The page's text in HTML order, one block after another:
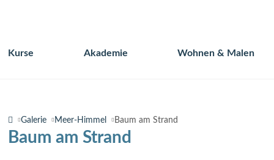
Navigation
Kurse Akademie Wohnen & Malen
Galerie Meer-Himmel Baum am Strand
Baum am Strand